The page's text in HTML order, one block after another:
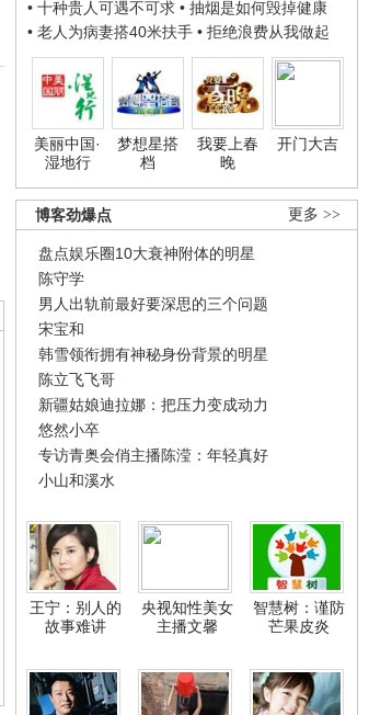
• 十种贵人可遇不可求 • 抽烟是如何毁掉健康
• 老人为病妻搭40米扶手 • 拒绝浪费从我做起
美丽中国·
湿地行
梦想星搭
档
我要上春
晚
开门大吉
更多 >>
博客劲爆点
盘点娱乐圈10大衰神附体的明星
陈守学
男人出轨前最好要深思的三个问题
宋宝和
韩雪领衔拥有神秘身份背景的明星
陈立飞飞哥
新疆姑娘迪拉娜：把压力变成动力
悠然小卒
专访青奥会俏主播陈滢：年轻真好
小山和溪水
王宁：别人的
故事难讲
央视知性美女
主播文馨
智慧树：谨防
芒果皮炎